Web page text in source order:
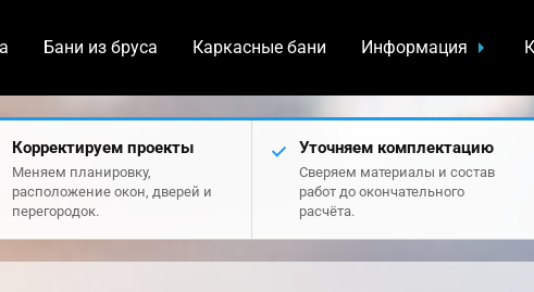
Бани из бруса Каркасные бани Информация
Корректируем проекты
Меняем планировку,
расположение окон, дверей и
перегородок.
Уточняем комплектацию
Сверяем материалы и состав
работ до окончательного
расчёта.